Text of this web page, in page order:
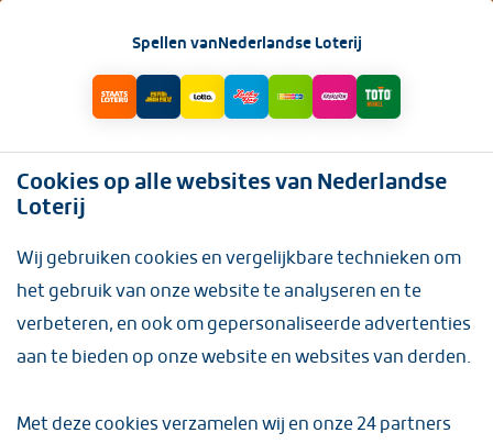
Spellen vanNederlandse Loterij
Cookies op alle websites van Nederlandse
Loterij
Wij gebruiken cookies en vergelijkbare technieken om
het gebruik van onze website te analyseren en te
verbeteren, en ook om gepersonaliseerde advertenties
aan te bieden op onze website en websites van derden.
Met deze cookies verzamelen wij en onze 24 partners